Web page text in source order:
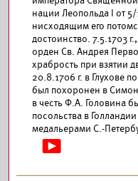
нации Леопольда I от 5/
нисходящим его
достоинство. 7.5.1703
орден Св. Андрея
храбрость при взятии
20.8.1706 г. в Глухове
был похоронен в
в честь Ф.А. Головина
посольства в
медальерами С.-